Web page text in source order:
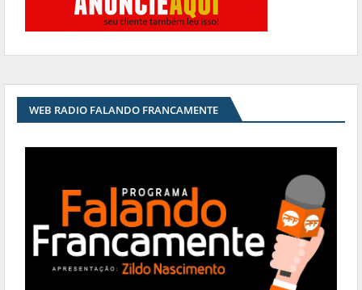
WEB RADIO FALANDO FRANCAMENTE